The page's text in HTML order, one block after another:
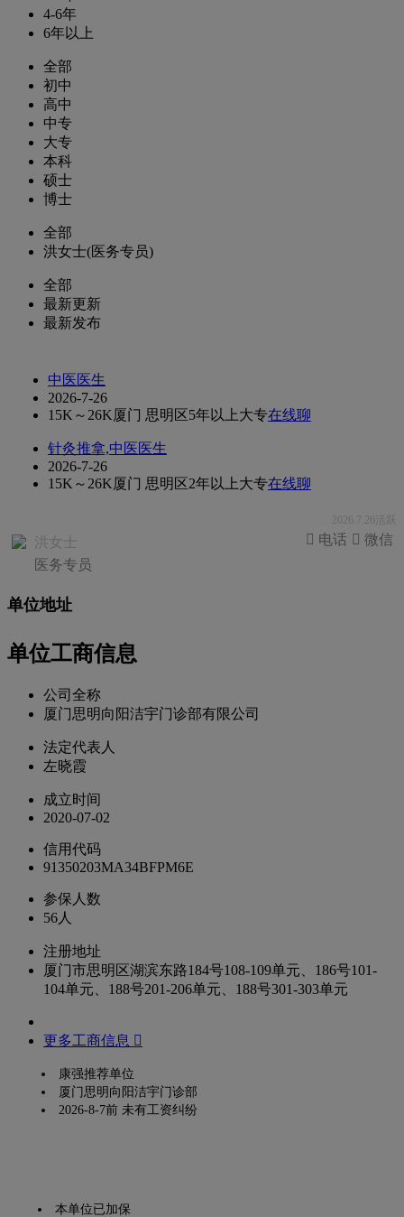
4-6年
6年以上
全部
初中
高中
中专
大专
本科
硕士
博士
全部
洪女士(医务专员)
全部
最新更新
最新发布
中医医生
2026-7-26
15K～26K厦门 思明区5年以上大专在线聊
针灸推拿,中医医生
2026-7-26
15K～26K厦门 思明区2年以上大专在线聊
2026.7.26活跃
洪女士
医务专员
 微信
 电话
单位地址
单位工商信息
公司全称
厦门思明向阳洁宇门诊部有限公司
法定代表人
左晓霞
成立时间
2020-07-02
信用代码
91350203MA34BFPM6E
参保人数
56人
注册地址
厦门市思明区湖滨东路184号108-109单元、186号101-
104单元、188号201-206单元、188号301-303单元
更多工商信息 
康强推荐单位
厦门思明向阳洁宇门诊部
2026-8-7前 未有工资纠纷
本单位已加保